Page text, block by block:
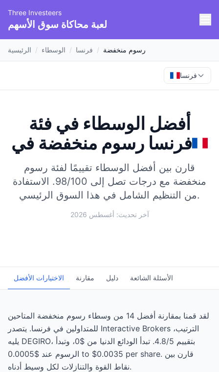
Three Investeers
لعبة محاكاة سوق الأسهم
الرئيسية / الوسطاء / فرنسا / رسوم منخفضة
فرنسا
أفضل الوسطاء في فئة
رسوم منخفضة فرنسا
قارن بين أفضل الوسطاء تقييمًا لفئة رسوم
منخفضة مع درجات تصل إلى 98/100.
الاستفادة
من التنظيم الشامل في هذا السوق الرئيسي.
آخر تحديث: أغسطس 2026
الاختيارات الأفضل مقارنة دليل الأسئلة الشائعة
لقد قمنا بمقارنة أفضل 14 من وسطاء رسوم منخفضة المتاحين
للمتداولين في فرنسا. يتصدر Interactive Brokers الترتيب،
يليه DEGIRO، بتقييم 4.8/5. تبدأ الودائع الدنيا من $0، وتبدأ
الرسوم عند $0.0005 to $0.0035 per share. قارن بين
نقاط القوة والتنازلات لكل وسيط أدناه.